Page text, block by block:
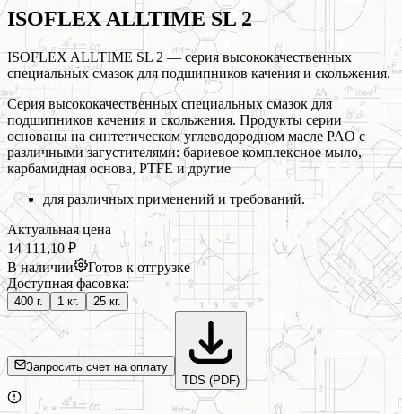
ISOFLEX ALLTIME SL 2
ISOFLEX ALLTIME SL 2 — серия высококачественных
специальных смазок для подшипников качения и скольжения.
Серия высококачественных специальных смазок для
подшипников качения и скольжения. Продукты серии
основаны на синтетическом углеводородном масле PAO с
различными загустителями: бариевое комплексное мыло,
карбамидная основа, PTFE и другие
для различных применений и требований.
Актуальная цена
14 111,10 ₽
В наличии
Готов к отгрузке
Доступная фасовка:
400 г. 1 кг. 25 кг.
Запросить счет на оплату
TDS (PDF)